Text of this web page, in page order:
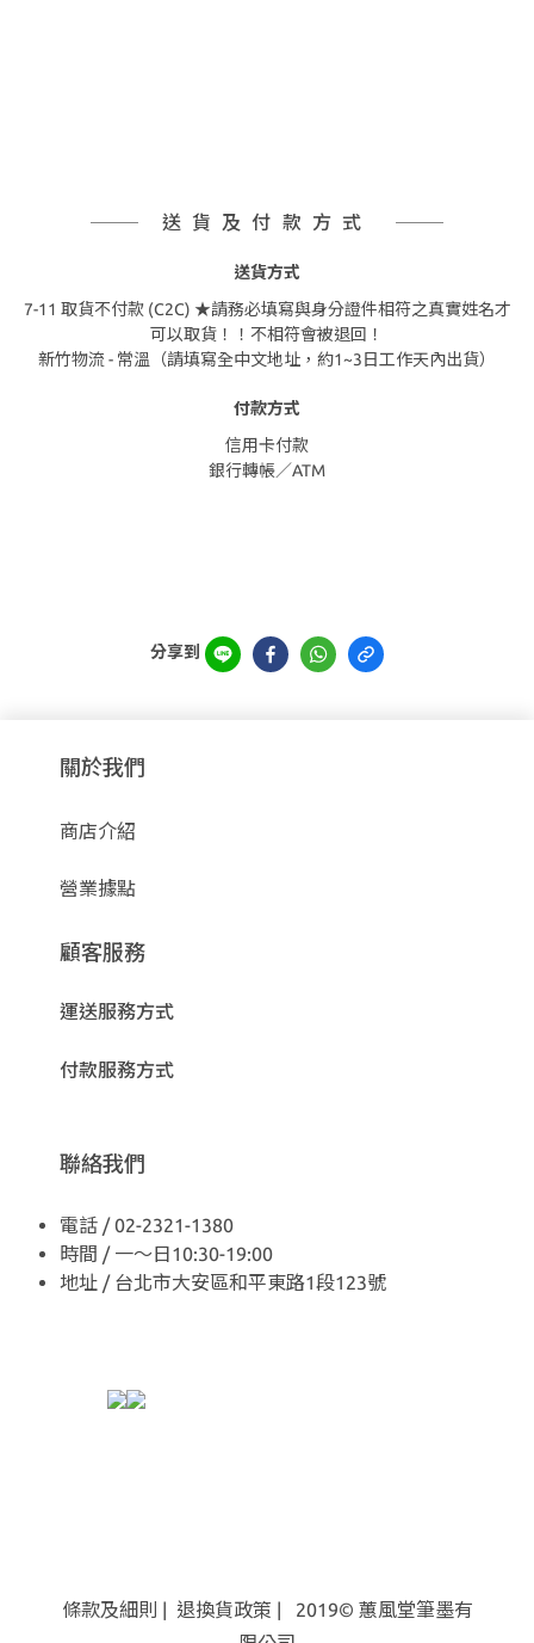
送貨及付款方式
送貨方式
7-11 取貨不付款 (C2C) ★請務必填寫與身分證件相符之真實姓名才
可以取貨！！不相符會被退回！
新竹物流 - 常溫（請填寫全中文地址，約1~3日工作天內出貨）
付款方式
信用卡付款
銀行轉帳／ATM
分享到
關於我們
商店介紹
營業據點
顧客服務
運送服務方式
付款服務方式
聯絡我們
電話 / 02-2321-1380
時間 / 一～日10:30-19:00
地址 / 台北市大安區和平東路1段123號
條款及細則 | 退換貨政策 | 2019© 蕙風堂筆墨有